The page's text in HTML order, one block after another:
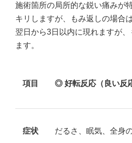
施術箇所の局所的な鋭い痛みが
キリしますが、もみ返しの場合
翌日から3日以内に現れますが
ます。
項目 ◎ 好転反応（良い反
症状 だるさ、眠気、全身